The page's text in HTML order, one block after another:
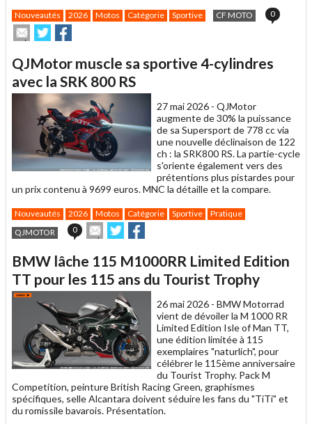
Nouveautés 2026 Motos Catégorie Sportive CF MOTO 0
Envoyer
cet
à
un
ami
Partager
sur
sur
QJMotor muscle sa sportive 4-cylindres
avec la SRK 800 RS
27 mai 2026 - QJMotor
augmente de 30% la puissance
de sa Supersport de 778 cc via
une nouvelle déclinaison de 122
ch : la SRK800 RS. La partie-cycle
s'oriente également vers des
prétentions plus pistardes pour
un prix contenu à 9699 euros. MNC la détaille et la compare.
Nouveautés 2026 Motos Catégorie Sportive
Pratique
QJMOTOR
0
Envoyer
cet
à
un
ami
Partager
sur sur
BMW lâche 115 M1000RR Limited Edition
TT pour les 115 ans du Tourist Trophy
26 mai 2026 - BMW Motorrad
vient de dévoiler la M 1000 RR
Limited Edition Isle of Man TT,
une édition limitée à 115
exemplaires "naturlich", pour
célébrer le 115ème anniversaire
du Tourist Trophy. Pack M
Competition, peinture British Racing Green, graphismes
spécifiques, selle Alcantara doivent séduire les fans du "TiTi" et
du romissile bavarois. Présentation.